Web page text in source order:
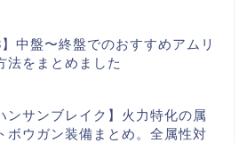
】中盤〜終盤でのおすすめアムリ
法をまとめました
ンサンブレイク】火力特化の属
ボウガン装備まとめ。全属性対